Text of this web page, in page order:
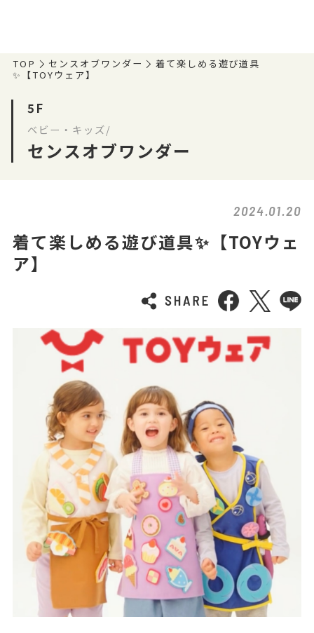
TOP センスオブワンダー
着て楽しめる遊び道具
✨【TOYウェア】
5F
ベビー・キッズ/
センスオブワンダー
2024.01.20
着て楽しめる遊び道具✨【TOYウェ
ア】